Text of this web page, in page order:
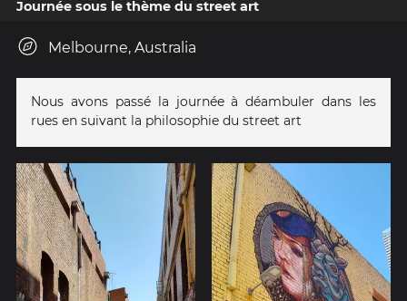
Journée sous le thème du street art
Melbourne, Australia
Nous avons passé la journée à déambuler dans les
rues en suivant la philosophie du street art